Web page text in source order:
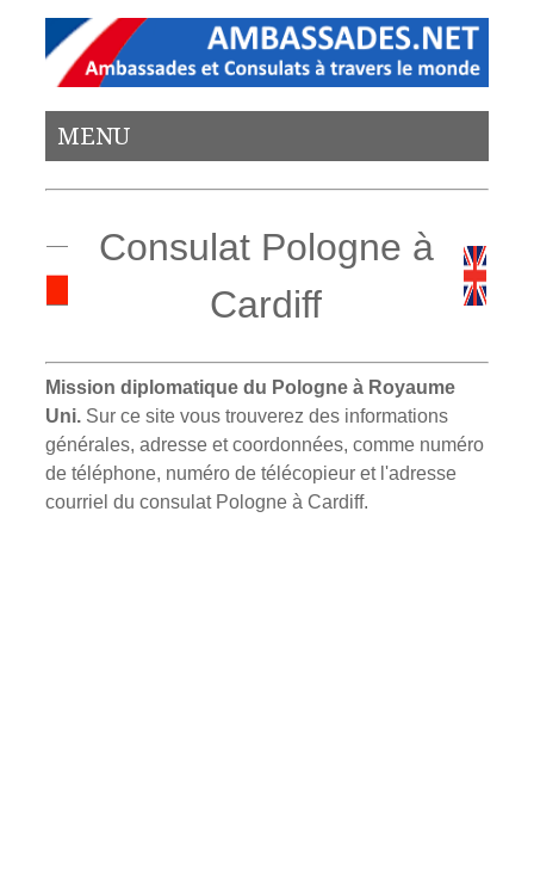
MENU
Consulat Pologne à
Cardiff
Mission diplomatique du Pologne à Royaume
Uni. Sur ce site vous trouverez des informations
générales, adresse et coordonnées, comme numéro
de téléphone, numéro de télécopieur et l'adresse
courriel du consulat Pologne à Cardiff.